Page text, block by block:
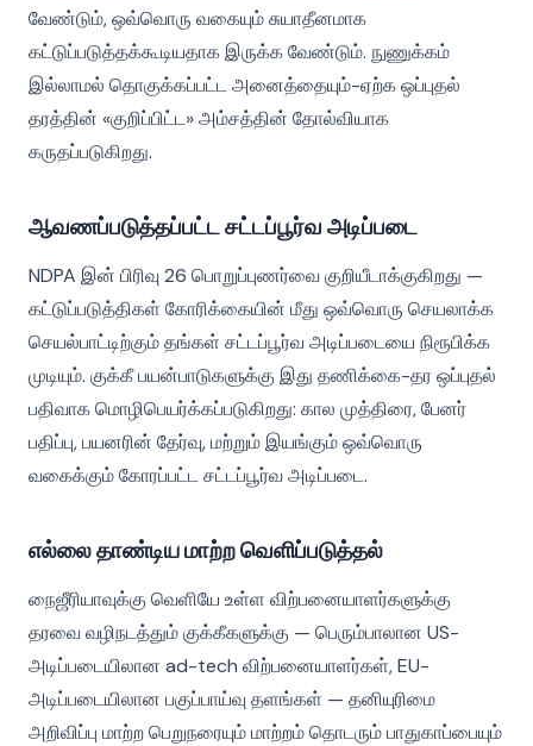
வேண்டும், ஒவ்வொரு வகையும் சுயாதீனமாக
கட்டுப்படுத்தக்கூடியதாக இருக்க வேண்டும். நுணுக்கம்
இல்லாமல் தொகுக்கப்பட்ட அனைத்தையும்-ஏற்க ஒப்புதல்
தரத்தின் «குறிப்பிட்ட» அம்சத்தின் தோல்வியாக
கருதப்படுகிறது.
ஆவணப்படுத்தப்பட்ட சட்டப்பூர்வ அடிப்படை
NDPA இன் பிரிவு 26 பொறுப்புணர்வை குறியீடாக்குகிறது —
கட்டுப்படுத்திகள் கோரிக்கையின் மீது ஒவ்வொரு செயலாக்க
செயல்பாட்டிற்கும் தங்கள் சட்டப்பூர்வ அடிப்படையை நிரூபிக்க
முடியும். குக்கீ பயன்பாடுகளுக்கு இது தணிக்கை-தர ஒப்புதல்
பதிவாக மொழிபெயர்க்கப்படுகிறது: கால முத்திரை, பேனர்
பதிப்பு, பயனரின் தேர்வு, மற்றும் இயங்கும் ஒவ்வொரு
வகைக்கும் கோரப்பட்ட சட்டப்பூர்வ அடிப்படை.
எல்லை தாண்டிய மாற்ற வெளிப்படுத்தல்
நைஜீரியாவுக்கு வெளியே உள்ள விற்பனையாளர்களுக்கு
தரவை வழிநடத்தும் குக்கீகளுக்கு — பெரும்பாலான US-
அடிப்படையிலான ad-tech விற்பனையாளர்கள், EU-
அடிப்படையிலான பகுப்பாய்வு தளங்கள் — தனியுரிமை
அறிவிப்பு மாற்ற பெறுநரையும் மாற்றம் தொடரும் பாதுகாப்பையும்